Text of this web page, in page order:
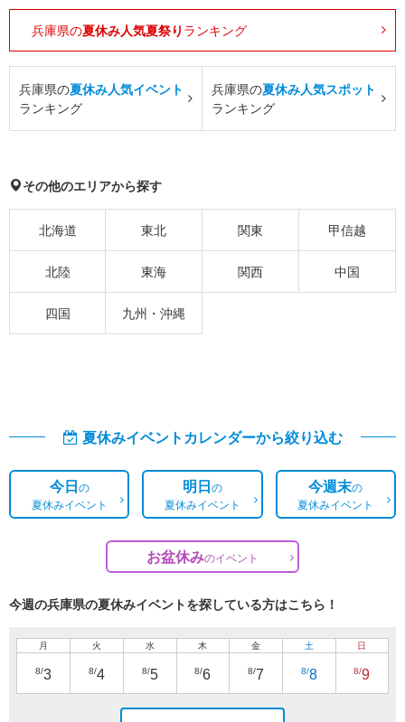
兵庫県の夏休み人気夏祭り ランキング
兵庫県の夏休み人気イベント
ランキング
兵庫県の夏休み人気スポット
ランキング
その他のエリアから探す
北海道 東北 関東 甲信越
北陸 東海 関西 中国
四国 九州・沖縄
夏休みイベントカレンダーから絞り込む
今日の
夏休みイベント
明日の
夏休みイベント
今週末の
夏休みイベント
お盆休みのイベント
今週の兵庫県の夏休みイベントを探している方はこちら！
月
8/3
火
8/4
水
8/5
木
8/6
金
8/7
土
8/8
日
8/9